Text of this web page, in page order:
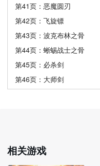
第41页：恶魔圆刃
第42页：飞旋镖
第43页：波克布林之骨
第44页：蜥蜴战士之骨
第45页：必杀剑
第46页：大师剑
相关游戏